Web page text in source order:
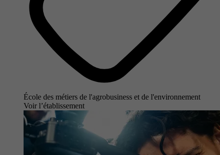
École des métiers de l'agrobusiness et de l'environnement
Voir l’établissement